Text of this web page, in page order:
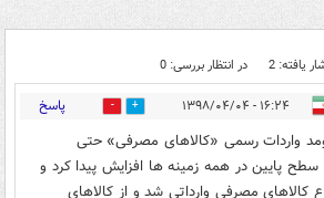
یافته: 2 در انتظار بررسی: 0
۱۶:۲۴ - ۱۳۹۸/۰۴/۰۴ 0 پاسخ
واردات رسمی «کالاهای مصرفی» حتی
پایین در همه زمینه ها افزایش پیدا کرد و
کالاهای مصرفی وارداتی شد و از کالاهای